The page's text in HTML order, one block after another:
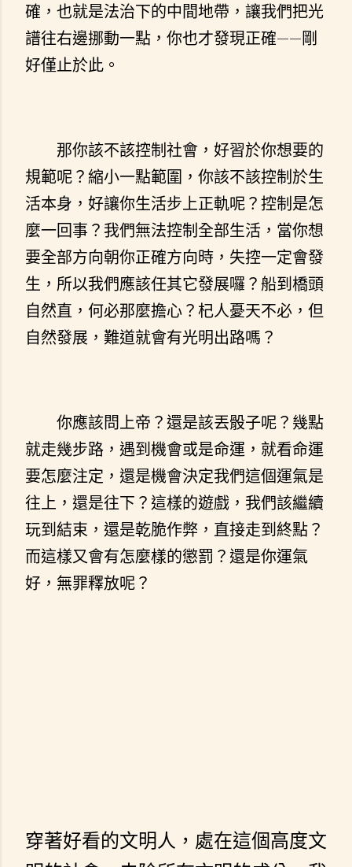
確，也就是法治下的中間地帶，讓我們把光
譜往右邊挪動一點，你也才發現正確——剛
好僅止於此。
那你該不該控制社會，好習於你想要的
規範呢？縮小一點範圍，你該不該控制於生
活本身，好讓你生活步上正軌呢？控制是怎
麼一回事？我們無法控制全部生活，當你想
要全部方向朝你正確方向時，失控一定會發
生，所以我們應該任其它發展囉？船到橋頭
自然直，何必那麼擔心？杞人憂天不必，但
自然發展，難道就會有光明出路嗎？
你應該問上帝？還是該丟骰子呢？幾點
就走幾步路，遇到機會或是命運，就看命運
要怎麼注定，還是機會決定我們這個運氣是
往上，還是往下？這樣的遊戲，我們該繼續
玩到結束，還是乾脆作弊，直接走到終點？
而這樣又會有怎麼樣的懲罰？還是你運氣
好，無罪釋放呢？
穿著好看的文明人，處在這個高度文